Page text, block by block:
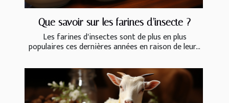
Que savoir sur les farines d’insecte ?
Les farines d'insectes sont de plus en plus
populaires ces dernières années en raison de leur...